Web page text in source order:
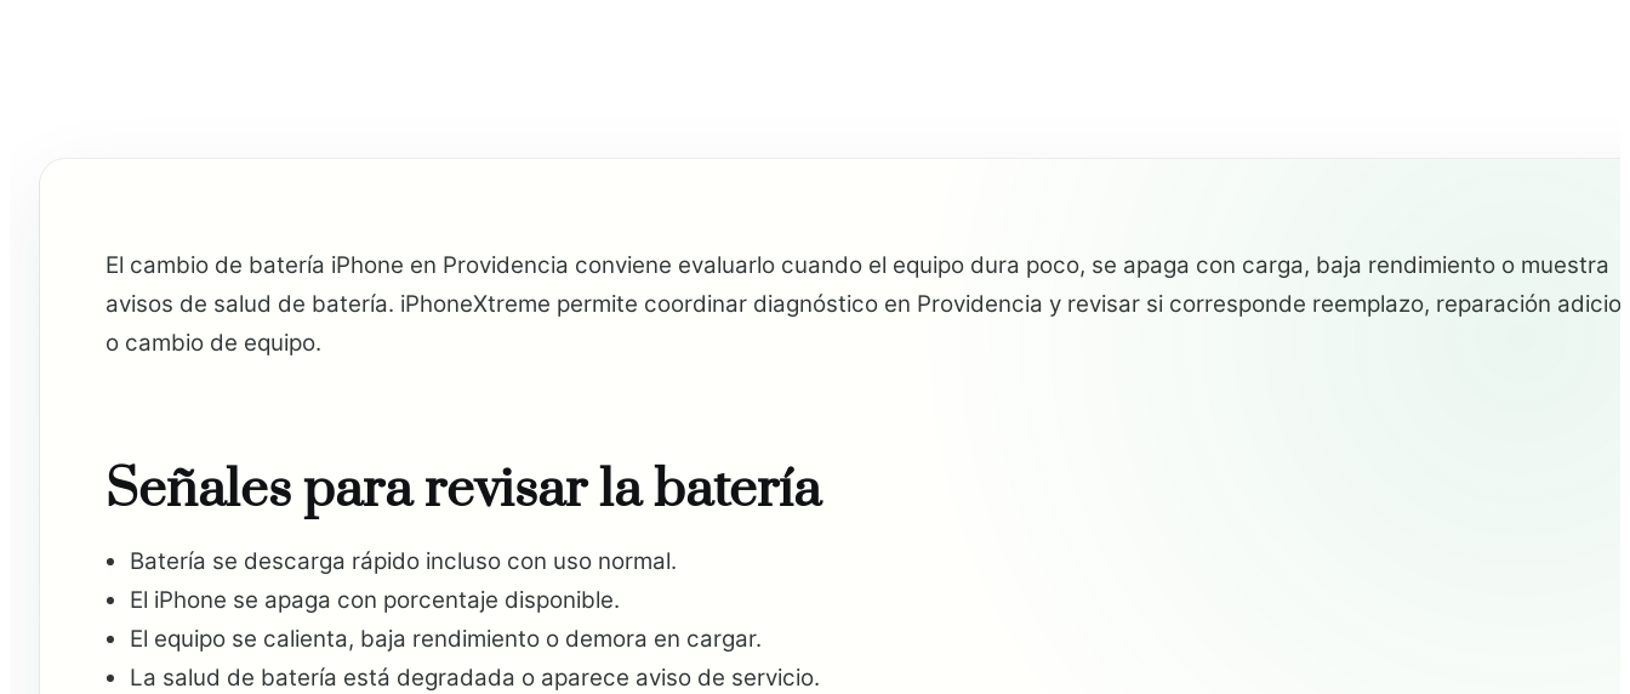
El cambio de batería iPhone en Providencia conviene evaluarlo cuando el equipo dura poco, se apaga con carga, baja rendimiento o muestra
avisos de salud de batería. iPhoneXtreme permite coordinar diagnóstico en Providencia y revisar si corresponde reemplazo, reparación
o cambio de equipo.
Señales para revisar la batería
Batería se descarga rápido incluso con uso normal.
El iPhone se apaga con porcentaje disponible.
El equipo se calienta, baja rendimiento o demora en cargar.
La salud de batería está degradada o aparece aviso de servicio.